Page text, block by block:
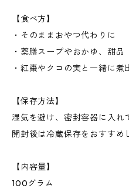
【食べ方】
・そのままおやつ代わりに
・薬膳スープやおかゆ、甜品
・紅棗やクコの実と一緒に煮
【保存方法】
湿気を避け、密封容器に入れ
開封後は冷蔵保存をおすすめ
【内容量】
100グラム